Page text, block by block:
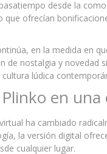
desde la
que ofrecían
en la medida en
de nostalgia y novedad
lúdica
en
ha cambiado
la versión digital
cualquier lugar.